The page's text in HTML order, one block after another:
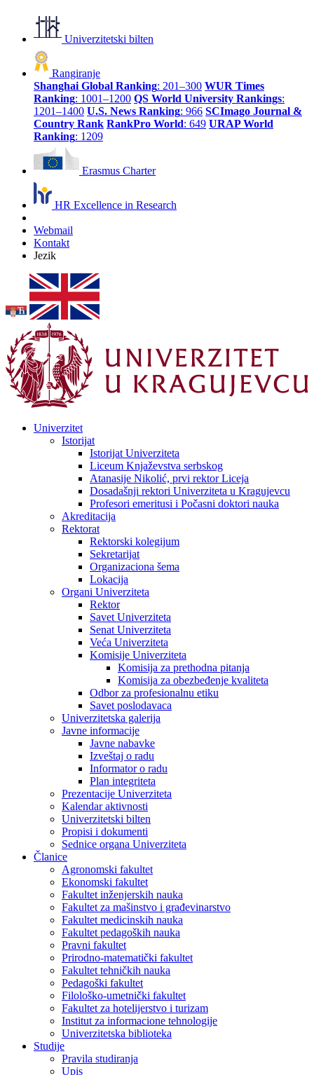
Univerzitetski bilten
Rangiranje
Shanghai Global Ranking: 201–300 WUR Times
Ranking: 1001–1200 QS World University Rankings:
1201–1400 U.S. News Ranking: 966 SCImago Journal &
Country Rank RankPro World: 649 URAP World
Ranking: 1209
Erasmus Charter
HR Excellence in Research
Webmail
Kontakt
Jezik
Univerzitet
Istorijat
Istorijat Univerziteta
Liceum Knjaževstva serbskog
Atanasije Nikolić, prvi rektor Liceja
Dosadašnji rektori Univerziteta u Kragujevcu
Profesori emeritusi i Počasni doktori nauka
Akreditacija
Rektorat
Rektorski kolegijum
Sekretarijat
Organizaciona šema
Lokacija
Organi Univerziteta
Rektor
Savet Univerziteta
Senat Univerziteta
Veća Univerziteta
Komisije Univerziteta
Komisija za prethodna pitanja
Komisija za obezbeđenje kvaliteta
Odbor za profesionalnu etiku
Savet poslodavaca
Univerzitetska galerija
Javne informacije
Javne nabavke
Izveštaj o radu
Informator o radu
Plan integriteta
Prezentacije Univerziteta
Kalendar aktivnosti
Univerzitetski bilten
Propisi i dokumenti
Sednice organa Univerziteta
Članice
Agronomski fakultet
Ekonomski fakultet
Fakultet inženjerskih nauka
Fakultet za mašinstvo i građevinarstvo
Fakultet medicinskih nauka
Fakultet pedagoških nauka
Pravni fakultet
Prirodno-matematički fakultet
Fakultet tehničkih nauka
Pedagoški fakultet
Filološko-umetnički fakultet
Fakultet za hotelijerstvo i turizam
Institut za informacione tehnologije
Univerzitetska biblioteka
Studije
Pravila studiranja
Upis